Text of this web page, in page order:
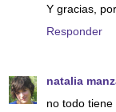
Y gracias,
Responder
natalia
no todo tiene